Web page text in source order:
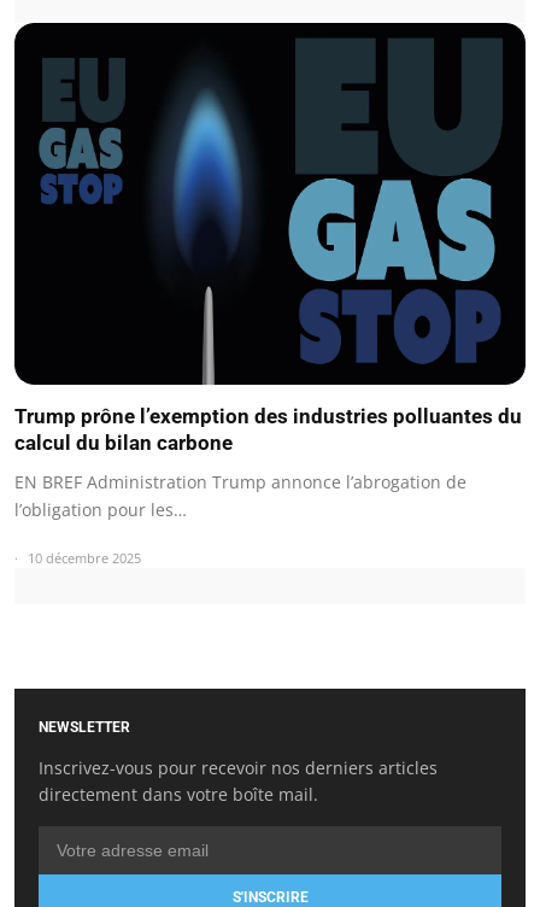
Trump prône l’exemption des industries polluantes du
calcul du bilan carbone
EN BREF Administration Trump annonce l’abrogation de
l’obligation pour les…
10 décembre 2025
NEWSLETTER
Inscrivez-vous pour recevoir nos derniers articles
directement dans votre boîte mail.
S'INSCRIRE